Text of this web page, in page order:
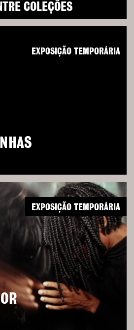
COLEÇÕES
EXPOSIÇÃO TEMPORÁRIA
EXPOSIÇÃO TEMPORÁRIA